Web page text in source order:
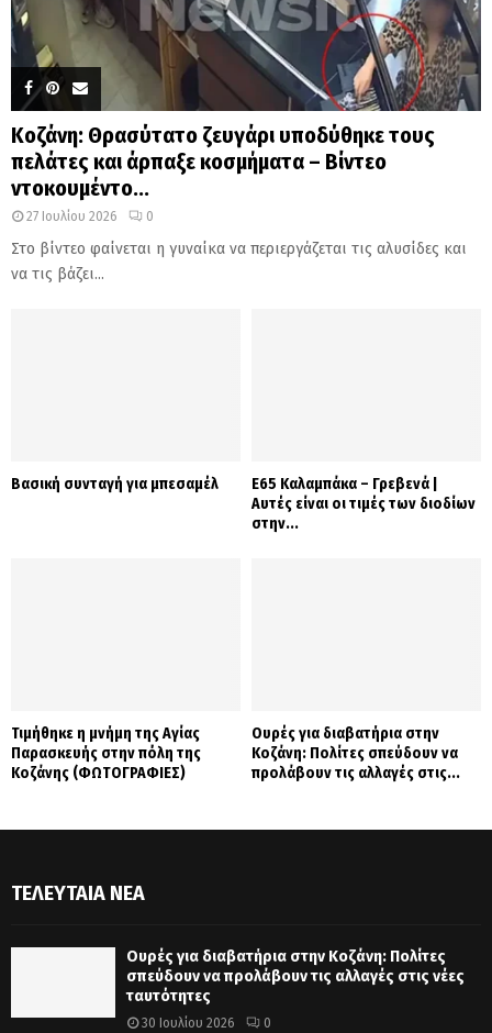
Κοζάνη: Θρασύτατο ζευγάρι υποδύθηκε τους
πελάτες και άρπαξε κοσμήματα – Βίντεο
ντοκουμέντο...
27 Ιουλίου 2026 0
Στο βίντεο φαίνεται η γυναίκα να περιεργάζεται τις αλυσίδες και
να τις βάζει...
Βασική συνταγή για μπεσαμέλ
Ε65 Καλαμπάκα – Γρεβενά |
Αυτές είναι οι τιμές των διοδίων
στην...
Τιμήθηκε η μνήμη της Αγίας
Παρασκευής στην πόλη της
Κοζάνης (ΦΩΤΟΓΡΑΦΙΕΣ)
Ουρές για διαβατήρια στην
Κοζάνη: Πολίτες σπεύδουν να
προλάβουν τις αλλαγές στις...
ΤΕΛΕΥΤΑΊΑ ΝΈΑ
Ουρές για διαβατήρια στην Κοζάνη: Πολίτες
σπεύδουν να προλάβουν τις αλλαγές στις νέες
ταυτότητες
30 Ιουλίου 2026 0